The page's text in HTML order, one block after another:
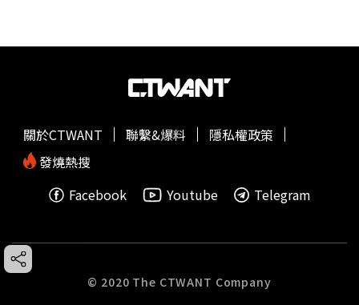
關於CTWANT 聯繫&爆料
隱私權政策
發燒熱搜
Facebook
Youtube Telegram
© 2020 The CTWANT Company